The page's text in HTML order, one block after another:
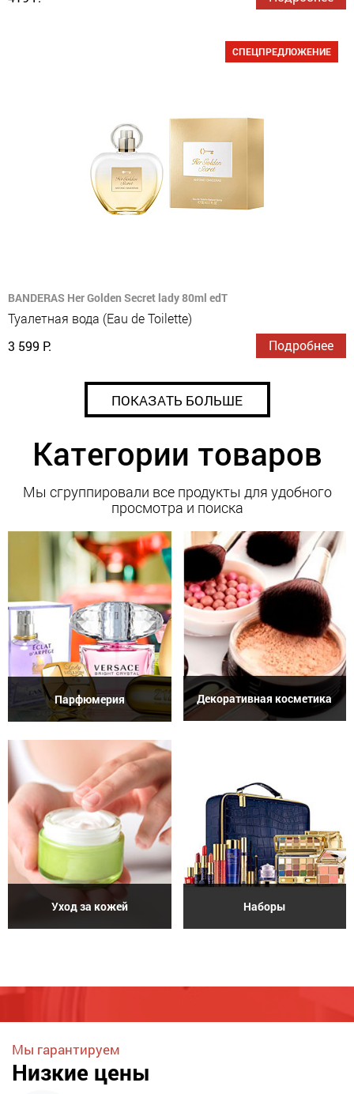
СПЕЦПРЕДЛОЖЕНИЕ
BANDERAS Her Golden Secret lady 80ml edT
Туалетная вода (Eau de Toilette)
3 599 Р.
Подробнее
ПОКАЗАТЬ БОЛЬШЕ
Категории товаров
Мы сгруппировали все продукты для удобного
просмотра и поиска
Парфюмерия Декоративная косметика
Уход за кожей Наборы
Мы гарантируем
Низкие цены